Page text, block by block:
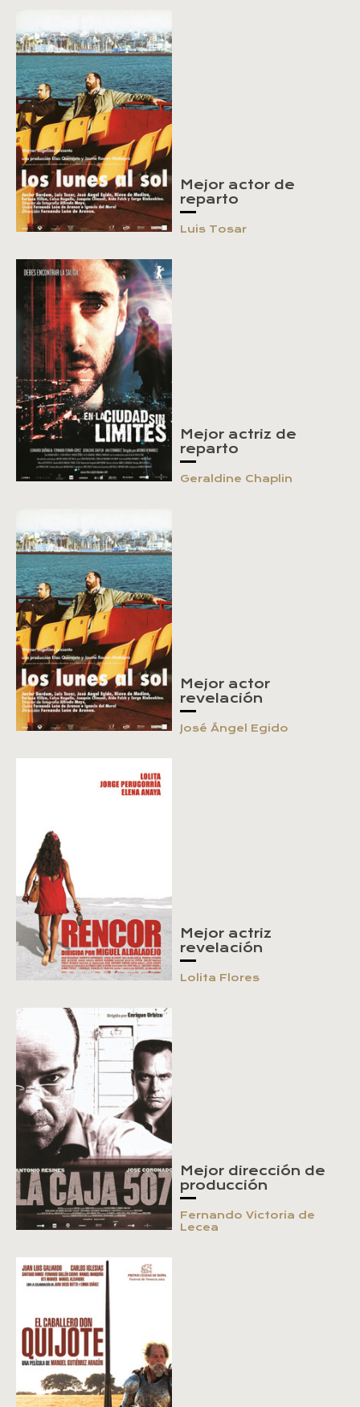
Mejor actor de
reparto
Luis Tosar
Mejor actriz de
reparto
Geraldine Chaplin
Mejor actor
revelación
José Ángel Egido
Mejor actriz
revelación
Lolita Flores
Mejor dirección de
producción
Fernando Victoria de
Lecea